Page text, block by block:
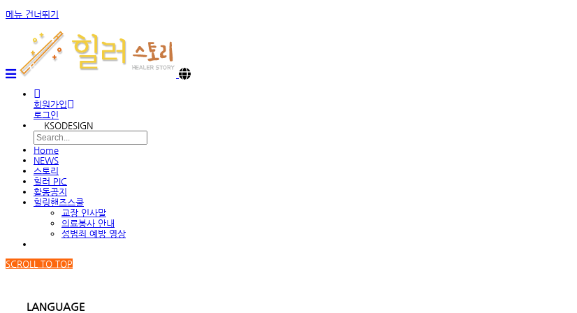
메뉴 건너뛰기
회원가입
로그인
KSODESIGN
Home
NEWS
스토리
힐러 PIC
활동공지
힐링핸즈스쿨
교장 인사말
의료봉사 안내
성범죄 예방 영상
SCROLL TO TOP
LANGUAGE